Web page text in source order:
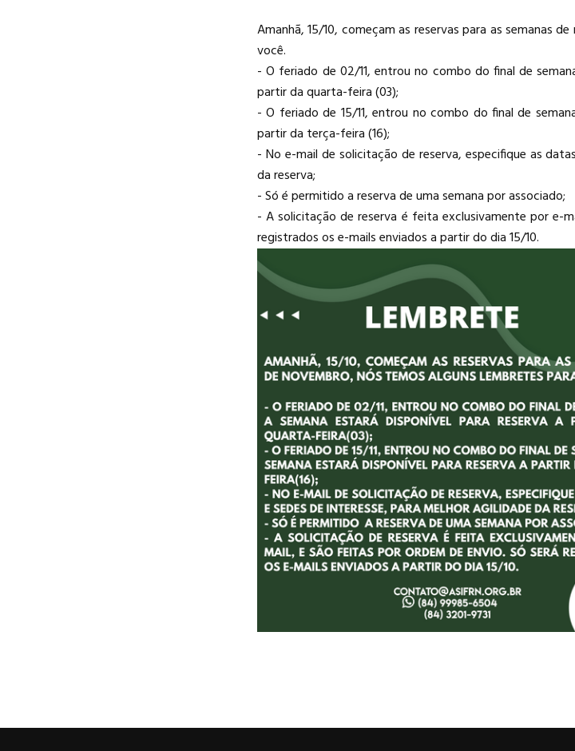
Amanhã, 15/10, começam as reservas para as semanas
você.
- O feriado de 02/11, entrou no combo do final de
partir da quarta-feira (03);
- O feriado de 15/11, entrou no combo do final de
partir da terça-feira (16);
- No e-mail de solicitação de reserva, especifique as
da reserva;
- Só é permitido a reserva de uma semana por associado;
- A solicitação de reserva é feita exclusivamente por e-
registrados os e-mails enviados a partir do dia 15/10.